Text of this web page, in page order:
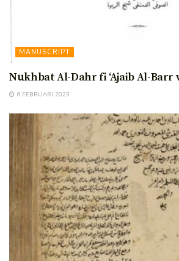
MANUSCRIPT
Nukhbat Al-Dahr fi ‘Ajaib Al-Barr
6 FEBRUARI 2023